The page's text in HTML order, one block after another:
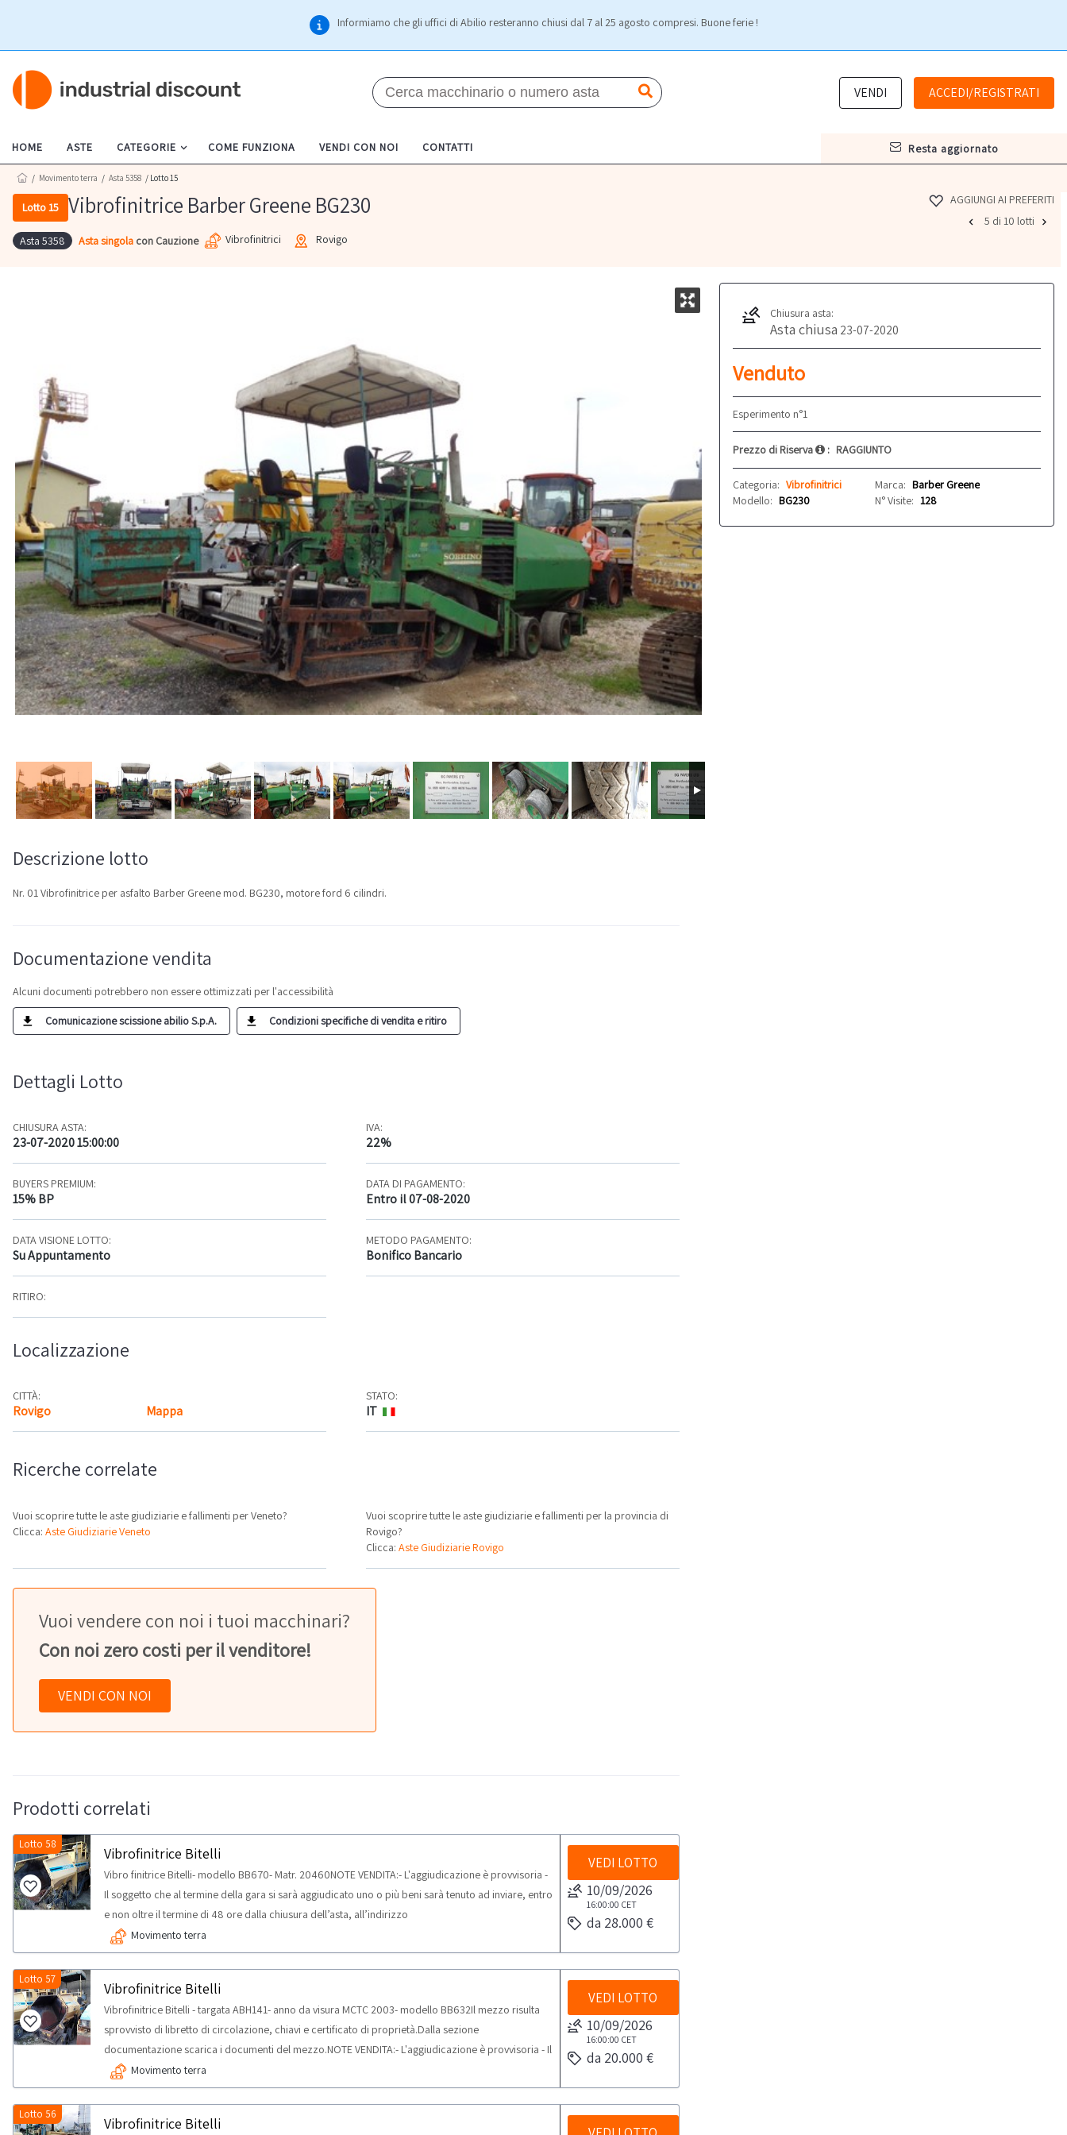
Informiamo che gli uffici di Abilio resteranno chiusi dal 7 al 25 agosto compresi. Buone ferie !
VENDI ACCEDI/REGISTRATI
HOME ASTE CATEGORIE COME FUNZIONA VENDI CON NOI CONTATTI resta aggiornato
/ Movimento terra / Asta 5358 / Lotto 15
Lotto 15 Vibrofinitrice Barber Greene BG230
Asta 5358 Asta singola con Cauzione Vibrofinitrici Rovigo
AGGIUNGI AI PREFERITI
5 di 10 lotti
Chiusura asta:
Asta chiusa 23-07-2020
Venduto
Esperimento n°1
Prezzo di Riserva : RAGGIUNTO
Categoria: Vibrofinitrici Marca: Barber Greene
Modello: BG230 N° Visite: 128
Descrizione lotto
Nr. 01 Vibrofinitrice per asfalto Barber Greene mod. BG230, motore ford 6 cilindri.
Documentazione vendita
Alcuni documenti potrebbero non essere ottimizzati per l'accessibilità
Comunicazione scissione abilio S.p.A. Condizioni specifiche di vendita e ritiro
Dettagli Lotto
CHIUSURA ASTA:
23-07-2020 15:00:00
IVA:
22%
BUYERS PREMIUM:
15% BP
DATA DI PAGAMENTO:
Entro il 07-08-2020
DATA VISIONE LOTTO:
Su Appuntamento
METODO PAGAMENTO:
Bonifico Bancario
RITIRO:
Localizzazione
CITTÀ:
Rovigo Mappa
STATO:
IT
Ricerche correlate
Vuoi scoprire tutte le aste giudiziarie e fallimenti per Veneto?
Clicca: Aste Giudiziarie Veneto
Vuoi scoprire tutte le aste giudiziarie e fallimenti per la provincia di
Rovigo?
Clicca:Aste Giudiziarie Rovigo
Vuoi vendere con noi i tuoi macchinari?
Con noi zero costi per il venditore!
VENDI CON NOI
Prodotti correlati
Lotto 58
Vibrofinitrice Bitelli
Vibro finitrice Bitelli- modello BB670- Matr. 20460NOTE VENDITA:- L'aggiudicazione è provvisoria -
Il soggetto che al termine della gara si sarà aggiudicato uno o più beni sarà tenuto ad inviare, entro
e non oltre il termine di 48 ore dalla chiusura dell’asta, all’indirizzo
postvendita@industrialdiscount.com, i documenti indicati nelle Condizioni specifiche di vendita e
ritiro- si precisa che i beni mobili, anche iscritti in pubblici registri, ad eccezione delle ipotesi di cui
al comma 12 e 12 bis art. 48 del D.lgs. 159/2011, possono essere destinati alla vendita, con divieto
di ulteriore cessione per un periodo non inferiore ad un anno, ovvero distrutti.NOTE PER RITIRO:-
tempistica massima prevista per lo svolgimento delle attività di ritiro dal giorno concordato: 2
giorno
Movimento terra
VEDI LOTTO
10/09/2026
16:00:00 CET
da 28.000 €
Lotto 57
Vibrofinitrice Bitelli
Vibrofinitrice Bitelli - targata ABH141- anno da visura MCTC 2003- modello BB632Il mezzo risulta
sprovvisto di libretto di circolazione, chiavi e certificato di proprietà.Dalla sezione
documentazione scarica i documenti del mezzo.NOTE VENDITA:- L'aggiudicazione è provvisoria - Il
soggetto che al termine della gara si sarà aggiudicato uno o più beni sarà tenuto ad inviare, entro e
non oltre il termine di 48 ore dalla chiusura dell’asta, all’indirizzo
postvendita@industrialdiscount.com, i documenti indicati nelle Condizioni specifiche di vendita e
ritiro- si precisa che i beni mobili, anche iscritti in pubblici registri, ad eccezione delle ipotesi di cui
Movimento terra
VEDI LOTTO
10/09/2026
16:00:00 CET
da 20.000 €
Lotto 56
Vibrofinitrice Bitelli